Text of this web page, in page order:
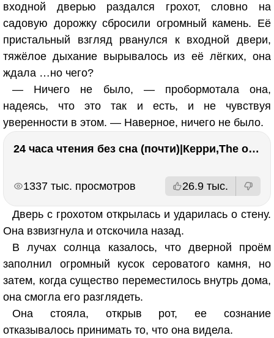
входной дверью раздался грохот, словно на
садовую дорожку сбросили огромный камень. Её
пристальный взгляд рванулся к входной двери,
тяжёлое дыхание вырывалось из её лёгких, она
ждала …но чего?
— Ничего не было, — пробормотала она,
надеясь, что это так и есть, и не чувствуя
уверенности в этом. — Наверное, ничего не было.
24 часа чтения без сна (почти)|Керри,The one единственный, Адвокат дьявола
1337 тыс. просмотров 26.9 тыс.
Дверь с грохотом открылась и ударилась о стену.
Она взвизгнула и отскочила назад.
В лучах солнца казалось, что дверной проём
заполнил огромный кусок сероватого камня, но
затем, когда существо переместилось внутрь дома,
она смогла его разглядеть.
Она стояла, открыв рот, ее сознание
отказывалось принимать то, что она видела.